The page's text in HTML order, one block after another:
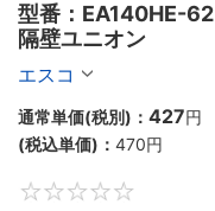
型番：EA140HE-62
隔壁ユニオン
エスコ
通常単価(税別)： 427円
(税込単価)： 470円